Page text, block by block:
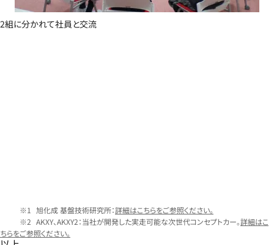
2組に分かれて社員と交流
旭化成 基盤技術研究所：詳細はこちらをご参照ください。
AKXY、AKXY2：当社が開発した実走可能な次世代コンセプトカー。詳細はこ
ちらをご参照ください。